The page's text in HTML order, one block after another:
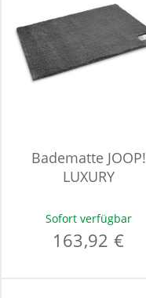
Badematte JOOP!
LUXURY
Sofort verfügbar
163,92 €